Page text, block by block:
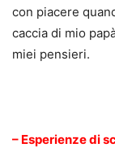
con piacere
caccia di mio
miei pensieri.
– Esperienze di